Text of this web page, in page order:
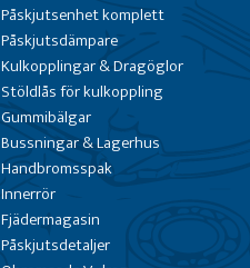
Påskjutsenhet komplett
Påskjutsdämpare
Kulkopplingar & Dragöglor
Stöldlås för kulkoppling
Gummibälgar
Bussningar & Lagerhus
Handbromsspak
Innerrör
Fjädermagasin
Påskjutsdetaljer